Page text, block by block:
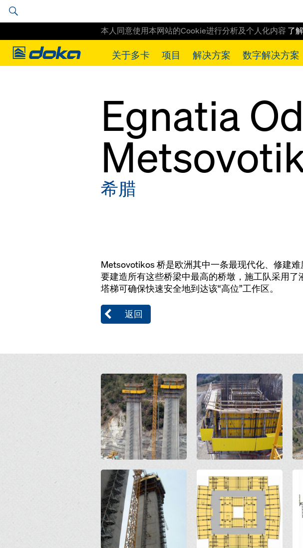
本人同意使用本网站的Cookie进行分析及个人化内容 了
Doka
关于多卡 项目 解决方案 数字解决方案
Doka 工程实例 Egnatia Odos - Metsovotikos 桥
Egnatia
希腊
Metsovotikos 桥是欧洲其中一条最现代化、修建
要建造所有这些桥梁中最高的桥墩，施工队采用
塔梯可确保快速安全地到达该“高位”工作区。
返回
Open Open
Open Open